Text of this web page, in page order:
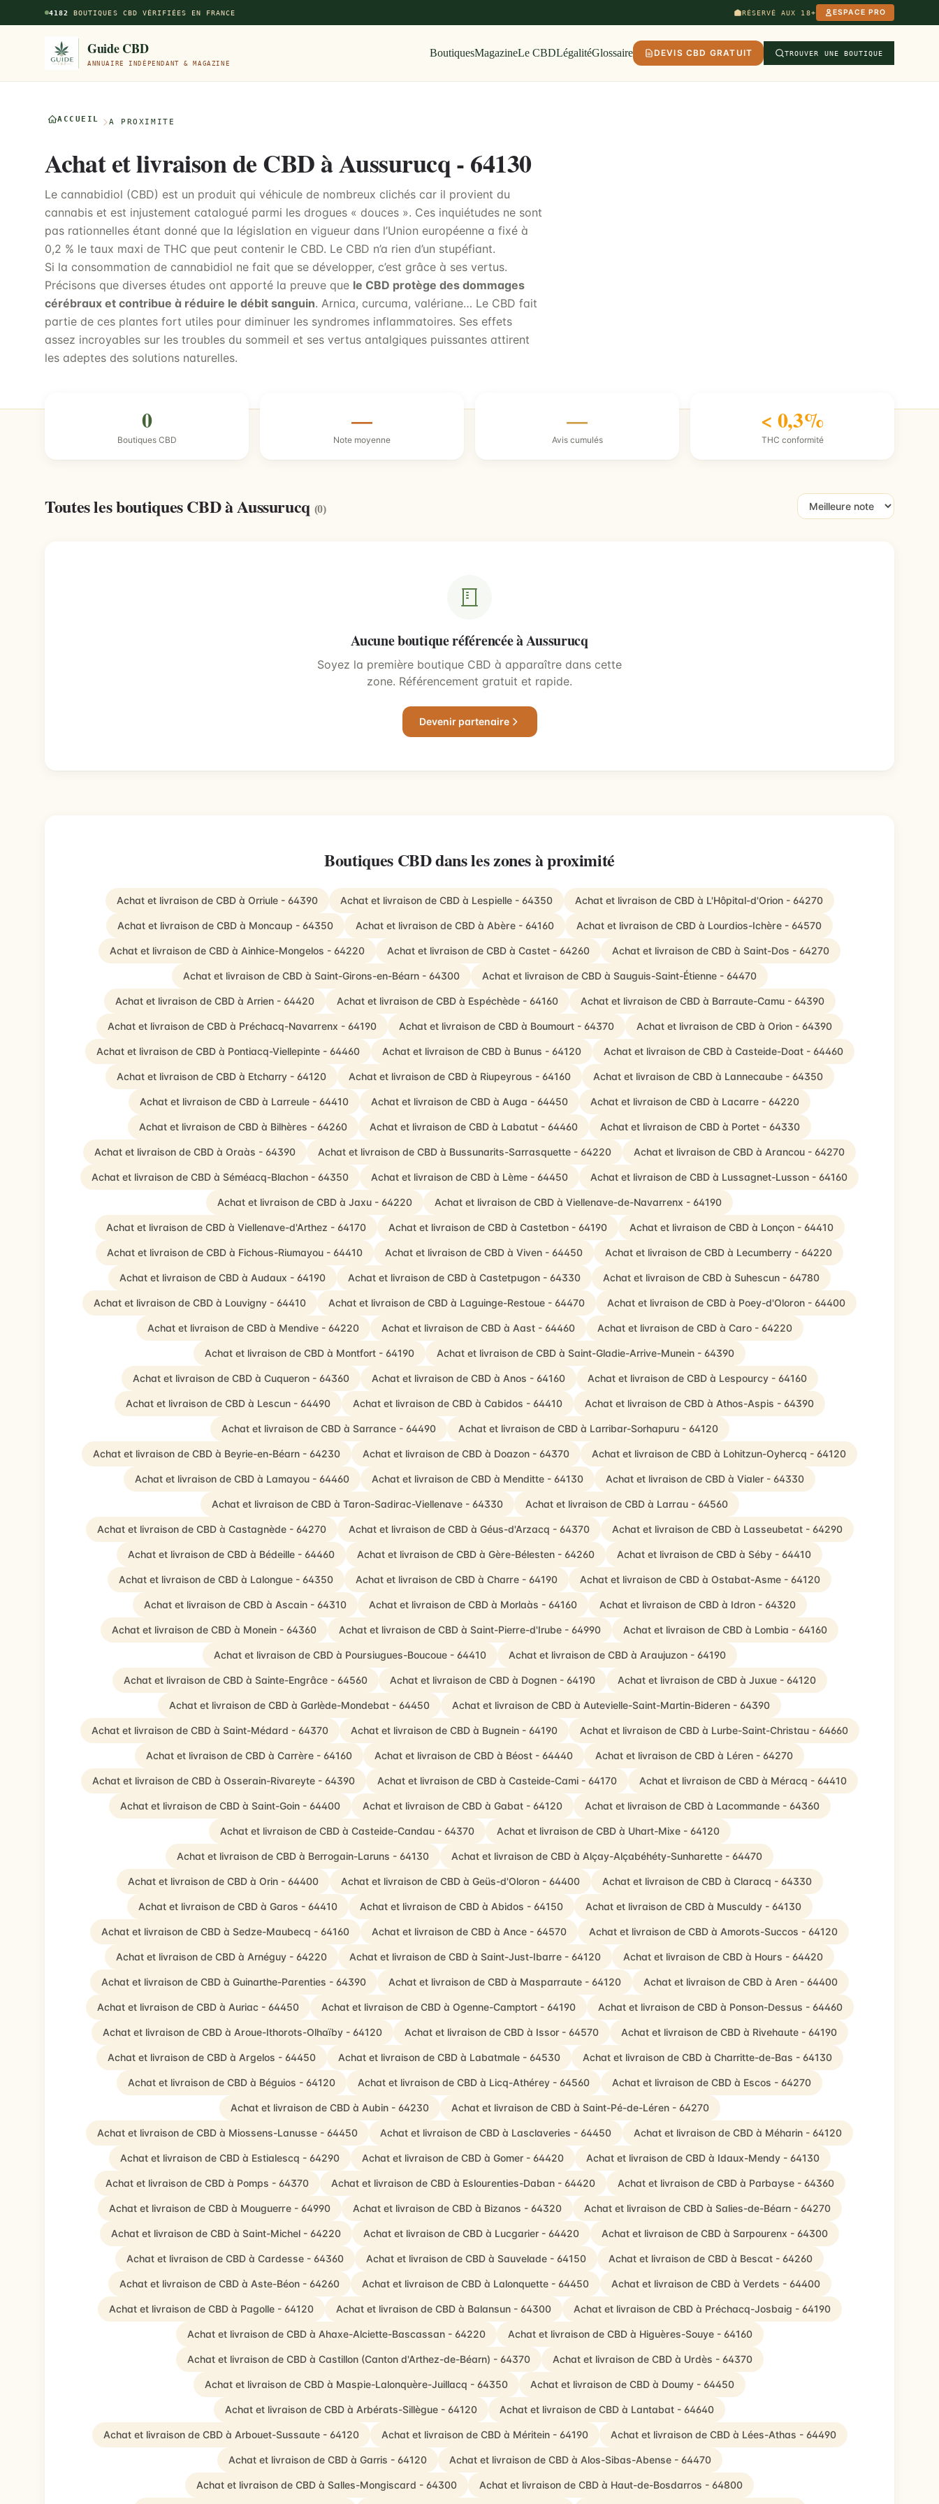
Aller au contenu principal
4182 BOUTIQUES CBD VÉRIFIÉES EN FRANCE RÉSERVÉ AUX 18+ ESPACE PRO
Guide CBD
ANNUAIRE INDÉPENDANT & MAGAZINE
BoutiquesMagazineLe CBDLégalitéGlossaire DEVIS CBD GRATUIT TROUVER UNE BOUTIQUE
ACCUEIL À PROXIMITÉ
Achat et livraison de CBD à Aussurucq - 64130
Le cannabidiol (CBD) est un produit qui véhicule de nombreux clichés car il provient du
cannabis et est injustement catalogué parmi les drogues « douces ». Ces inquiétudes ne sont
pas rationnelles étant donné que la législation en vigueur dans l’Union européenne a fixé à
0,2 % le taux maxi de THC que peut contenir le CBD. Le CBD n’a rien d’un stupéfiant.
Si la consommation de cannabidiol ne fait que se développer, c’est grâce à ses vertus.
Précisons que diverses études ont apporté la preuve que le CBD protège des dommages
cérébraux et contribue à réduire le débit sanguin. Arnica, curcuma, valériane… Le CBD fait
partie de ces plantes fort utiles pour diminuer les syndromes inflammatoires. Ses effets
assez incroyables sur les troubles du sommeil et ses vertus antalgiques puissantes attirent
les adeptes des solutions naturelles.
0
Boutiques CBD
—
Note moyenne
—
Avis cumulés
< 0,3%
THC conformité
Toutes les boutiques CBD à Aussurucq (0)
Aucune boutique référencée à Aussurucq
Soyez la première boutique CBD à apparaître dans cette
zone. Référencement gratuit et rapide.
Devenir partenaire
Boutiques CBD dans les zones à proximité
Achat et livraison de CBD à Orriule - 64390 Achat et livraison de CBD à Lespielle - 64350 Achat et livraison de CBD à L'Hôpital-d'Orion - 64270
Achat et livraison de CBD à Moncaup - 64350 Achat et livraison de CBD à Abère - 64160 Achat et livraison de CBD à Lourdios-Ichère - 64570
Achat et livraison de CBD à Ainhice-Mongelos - 64220 Achat et livraison de CBD à Castet - 64260 Achat et livraison de CBD à Saint-Dos - 64270
Achat et livraison de CBD à Saint-Girons-en-Béarn - 64300 Achat et livraison de CBD à Sauguis-Saint-Étienne - 64470
Achat et livraison de CBD à Arrien - 64420 Achat et livraison de CBD à Espéchède - 64160 Achat et livraison de CBD à Barraute-Camu - 64390
Achat et livraison de CBD à Préchacq-Navarrenx - 64190 Achat et livraison de CBD à Boumourt - 64370 Achat et livraison de CBD à Orion - 64390
Achat et livraison de CBD à Pontiacq-Viellepinte - 64460 Achat et livraison de CBD à Bunus - 64120 Achat et livraison de CBD à Casteide-Doat - 64460
Achat et livraison de CBD à Etcharry - 64120 Achat et livraison de CBD à Riupeyrous - 64160 Achat et livraison de CBD à Lannecaube - 64350
Achat et livraison de CBD à Larreule - 64410 Achat et livraison de CBD à Auga - 64450 Achat et livraison de CBD à Lacarre - 64220
Achat et livraison de CBD à Bilhères - 64260 Achat et livraison de CBD à Labatut - 64460 Achat et livraison de CBD à Portet - 64330
Achat et livraison de CBD à Oraàs - 64390 Achat et livraison de CBD à Bussunarits-Sarrasquette - 64220 Achat et livraison de CBD à Arancou - 64270
Achat et livraison de CBD à Séméacq-Blachon - 64350 Achat et livraison de CBD à Lème - 64450 Achat et livraison de CBD à Lussagnet-Lusson - 64160
Achat et livraison de CBD à Jaxu - 64220 Achat et livraison de CBD à Viellenave-de-Navarrenx - 64190
Achat et livraison de CBD à Viellenave-d'Arthez - 64170 Achat et livraison de CBD à Castetbon - 64190 Achat et livraison de CBD à Lonçon - 64410
Achat et livraison de CBD à Fichous-Riumayou - 64410 Achat et livraison de CBD à Viven - 64450 Achat et livraison de CBD à Lecumberry - 64220
Achat et livraison de CBD à Audaux - 64190 Achat et livraison de CBD à Castetpugon - 64330 Achat et livraison de CBD à Suhescun - 64780
Achat et livraison de CBD à Louvigny - 64410 Achat et livraison de CBD à Laguinge-Restoue - 64470 Achat et livraison de CBD à Poey-d'Oloron - 64400
Achat et livraison de CBD à Mendive - 64220 Achat et livraison de CBD à Aast - 64460 Achat et livraison de CBD à Caro - 64220
Achat et livraison de CBD à Montfort - 64190 Achat et livraison de CBD à Saint-Gladie-Arrive-Munein - 64390
Achat et livraison de CBD à Cuqueron - 64360 Achat et livraison de CBD à Anos - 64160 Achat et livraison de CBD à Lespourcy - 64160
Achat et livraison de CBD à Lescun - 64490 Achat et livraison de CBD à Cabidos - 64410 Achat et livraison de CBD à Athos-Aspis - 64390
Achat et livraison de CBD à Sarrance - 64490 Achat et livraison de CBD à Larribar-Sorhapuru - 64120
Achat et livraison de CBD à Beyrie-en-Béarn - 64230 Achat et livraison de CBD à Doazon - 64370 Achat et livraison de CBD à Lohitzun-Oyhercq - 64120
Achat et livraison de CBD à Lamayou - 64460 Achat et livraison de CBD à Menditte - 64130 Achat et livraison de CBD à Vialer - 64330
Achat et livraison de CBD à Taron-Sadirac-Viellenave - 64330 Achat et livraison de CBD à Larrau - 64560
Achat et livraison de CBD à Castagnède - 64270 Achat et livraison de CBD à Géus-d'Arzacq - 64370 Achat et livraison de CBD à Lasseubetat - 64290
Achat et livraison de CBD à Bédeille - 64460 Achat et livraison de CBD à Gère-Bélesten - 64260 Achat et livraison de CBD à Séby - 64410
Achat et livraison de CBD à Lalongue - 64350 Achat et livraison de CBD à Charre - 64190 Achat et livraison de CBD à Ostabat-Asme - 64120
Achat et livraison de CBD à Ascain - 64310 Achat et livraison de CBD à Morlaàs - 64160 Achat et livraison de CBD à Idron - 64320
Achat et livraison de CBD à Monein - 64360 Achat et livraison de CBD à Saint-Pierre-d'Irube - 64990 Achat et livraison de CBD à Lombia - 64160
Achat et livraison de CBD à Poursiugues-Boucoue - 64410 Achat et livraison de CBD à Araujuzon - 64190
Achat et livraison de CBD à Sainte-Engrâce - 64560 Achat et livraison de CBD à Dognen - 64190 Achat et livraison de CBD à Juxue - 64120
Achat et livraison de CBD à Garlède-Mondebat - 64450 Achat et livraison de CBD à Autevielle-Saint-Martin-Bideren - 64390
Achat et livraison de CBD à Saint-Médard - 64370 Achat et livraison de CBD à Bugnein - 64190 Achat et livraison de CBD à Lurbe-Saint-Christau - 64660
Achat et livraison de CBD à Carrère - 64160 Achat et livraison de CBD à Béost - 64440 Achat et livraison de CBD à Léren - 64270
Achat et livraison de CBD à Osserain-Rivareyte - 64390 Achat et livraison de CBD à Casteide-Cami - 64170 Achat et livraison de CBD à Méracq - 64410
Achat et livraison de CBD à Saint-Goin - 64400 Achat et livraison de CBD à Gabat - 64120 Achat et livraison de CBD à Lacommande - 64360
Achat et livraison de CBD à Casteide-Candau - 64370 Achat et livraison de CBD à Uhart-Mixe - 64120
Achat et livraison de CBD à Berrogain-Laruns - 64130 Achat et livraison de CBD à Alçay-Alçabéhéty-Sunharette - 64470
Achat et livraison de CBD à Orin - 64400 Achat et livraison de CBD à Geüs-d'Oloron - 64400 Achat et livraison de CBD à Claracq - 64330
Achat et livraison de CBD à Garos - 64410 Achat et livraison de CBD à Abidos - 64150 Achat et livraison de CBD à Musculdy - 64130
Achat et livraison de CBD à Sedze-Maubecq - 64160 Achat et livraison de CBD à Ance - 64570 Achat et livraison de CBD à Amorots-Succos - 64120
Achat et livraison de CBD à Arnéguy - 64220 Achat et livraison de CBD à Saint-Just-Ibarre - 64120 Achat et livraison de CBD à Hours - 64420
Achat et livraison de CBD à Guinarthe-Parenties - 64390 Achat et livraison de CBD à Masparraute - 64120 Achat et livraison de CBD à Aren - 64400
Achat et livraison de CBD à Auriac - 64450 Achat et livraison de CBD à Ogenne-Camptort - 64190 Achat et livraison de CBD à Ponson-Dessus - 64460
Achat et livraison de CBD à Aroue-Ithorots-Olhaïby - 64120 Achat et livraison de CBD à Issor - 64570 Achat et livraison de CBD à Rivehaute - 64190
Achat et livraison de CBD à Argelos - 64450 Achat et livraison de CBD à Labatmale - 64530 Achat et livraison de CBD à Charritte-de-Bas - 64130
Achat et livraison de CBD à Béguios - 64120 Achat et livraison de CBD à Licq-Athérey - 64560 Achat et livraison de CBD à Escos - 64270
Achat et livraison de CBD à Aubin - 64230 Achat et livraison de CBD à Saint-Pé-de-Léren - 64270
Achat et livraison de CBD à Miossens-Lanusse - 64450 Achat et livraison de CBD à Lasclaveries - 64450 Achat et livraison de CBD à Méharin - 64120
Achat et livraison de CBD à Estialescq - 64290 Achat et livraison de CBD à Gomer - 64420 Achat et livraison de CBD à Idaux-Mendy - 64130
Achat et livraison de CBD à Pomps - 64370 Achat et livraison de CBD à Eslourenties-Daban - 64420 Achat et livraison de CBD à Parbayse - 64360
Achat et livraison de CBD à Mouguerre - 64990 Achat et livraison de CBD à Bizanos - 64320 Achat et livraison de CBD à Salies-de-Béarn - 64270
Achat et livraison de CBD à Saint-Michel - 64220 Achat et livraison de CBD à Lucgarier - 64420 Achat et livraison de CBD à Sarpourenx - 64300
Achat et livraison de CBD à Cardesse - 64360 Achat et livraison de CBD à Sauvelade - 64150 Achat et livraison de CBD à Bescat - 64260
Achat et livraison de CBD à Aste-Béon - 64260 Achat et livraison de CBD à Lalonquette - 64450 Achat et livraison de CBD à Verdets - 64400
Achat et livraison de CBD à Pagolle - 64120 Achat et livraison de CBD à Balansun - 64300 Achat et livraison de CBD à Préchacq-Josbaig - 64190
Achat et livraison de CBD à Ahaxe-Alciette-Bascassan - 64220 Achat et livraison de CBD à Higuères-Souye - 64160
Achat et livraison de CBD à Castillon (Canton d'Arthez-de-Béarn) - 64370 Achat et livraison de CBD à Urdès - 64370
Achat et livraison de CBD à Maspie-Lalonquère-Juillacq - 64350 Achat et livraison de CBD à Doumy - 64450
Achat et livraison de CBD à Arbérats-Sillègue - 64120 Achat et livraison de CBD à Lantabat - 64640
Achat et livraison de CBD à Arbouet-Sussaute - 64120 Achat et livraison de CBD à Méritein - 64190 Achat et livraison de CBD à Lées-Athas - 64490
Achat et livraison de CBD à Garris - 64120 Achat et livraison de CBD à Alos-Sibas-Abense - 64470
Achat et livraison de CBD à Salles-Mongiscard - 64300 Achat et livraison de CBD à Haut-de-Bosdarros - 64800